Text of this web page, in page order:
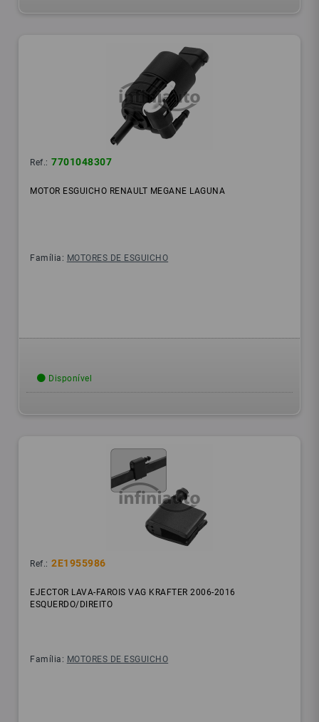
Ref.: 7701048307
MOTOR ESGUICHO RENAULT MEGANE LAGUNA
Família: MOTORES DE ESGUICHO
Disponível
Ref.: 2E1955986
EJECTOR LAVA-FAROIS VAG KRAFTER 2006-2016
ESQUERDO/DIREITO
Família: MOTORES DE ESGUICHO